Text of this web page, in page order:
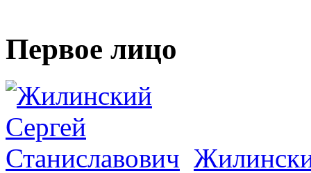
Первое лицо